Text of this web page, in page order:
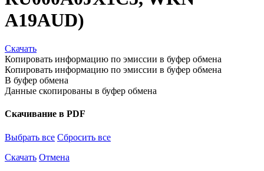
A19AUD)
Скачать
Копировать информацию по эмиссии в буфер обмена
Копировать информацию по эмиссии в буфер обмена
В буфер обмена
Данные скопированы в буфер обмена
Скачивание в PDF
Выбрать все Сбросить все
Скачать Отмена